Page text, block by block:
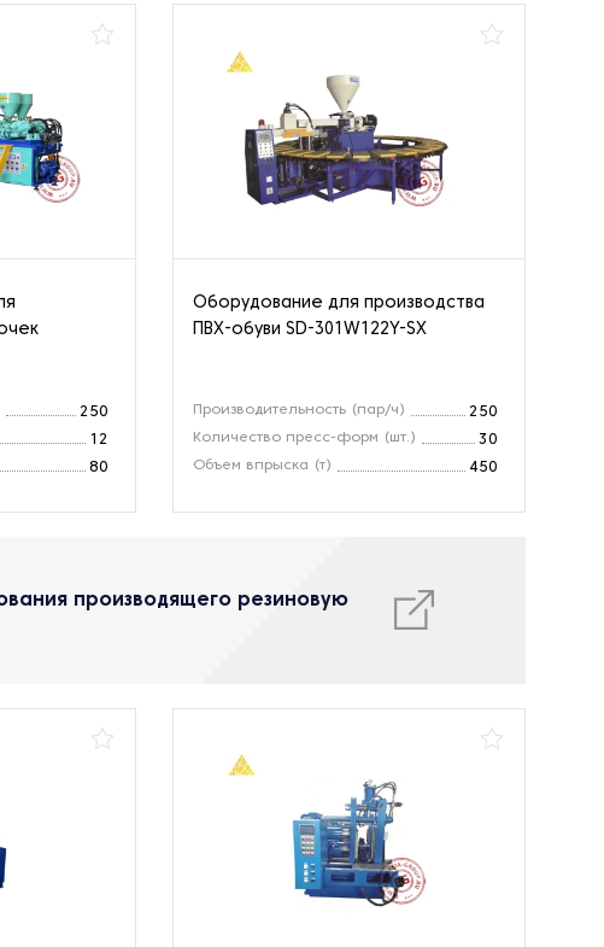
250
12
80
Оборудование для производства
ПВХ-обуви SD-301W122Y-SX
Производительность (пар/ч)
250
Количество пресс-форм (шт.)
30
Объем впрыска (т)
450
производящего резиновую